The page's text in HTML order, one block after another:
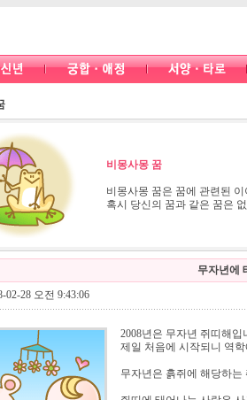
비몽사몽 꿈
비몽사몽 꿈은 꿈에 관련된
혹시 당신의 꿈과 같은 꿈은
무자년에
02-28 오전 9:43:06
2008년은 무자년 쥐띠해
제일 처음에 시작되니 역
무자년은 흙쥐에 해당하